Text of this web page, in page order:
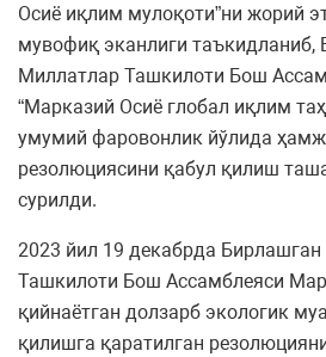
Осиё иқлим мулоқоти”ни жорий
мувофиқ эканлиги таъкидланиб,
Миллатлар Ташкилоти Бош
“Марказий Осиё глобал иқлим
умумий фаровонлик йўлида
резолюциясини қабул қилиш
сурилди.
2023 йил 19 декабрда
Ташкилоти Бош Aссамблеяси
қийнаётган долзарб экологик
қилишга қаратилган